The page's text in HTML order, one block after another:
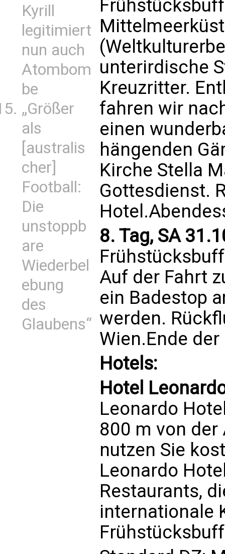
Kyrill
legitimiert
nun auch
Atombom
be
„Größer
als
[australis
cher]
Football:
Die
unstoppb
are
Wiederbel
ebung
des
Glaubens“
unterirdische
Kreuzritter.
fahren wir
einen
hängenden
Kirche Stella
Gottesdienst.
8. Tag, SA
Auf der Fahrt
ein Badestop
werden.
Wien.Ende
Hotels:
Hotel
Leonardo
800 m von
nutzen Sie
Leonardo
Restaurants,
internationale